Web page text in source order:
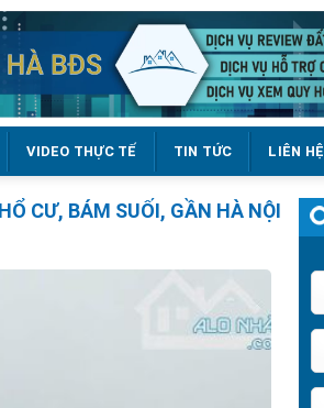
VIDEO THỰC TẾ TIN TỨC LIÊN HỆ
CƯ, BÁM SUỐI, GẦN HÀ NỘI